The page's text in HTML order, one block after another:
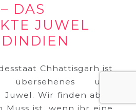
DAS
JUWEL
Chhattisgarh ist
übersehenes und
Wir finden aber,
×
to schedule
callback?